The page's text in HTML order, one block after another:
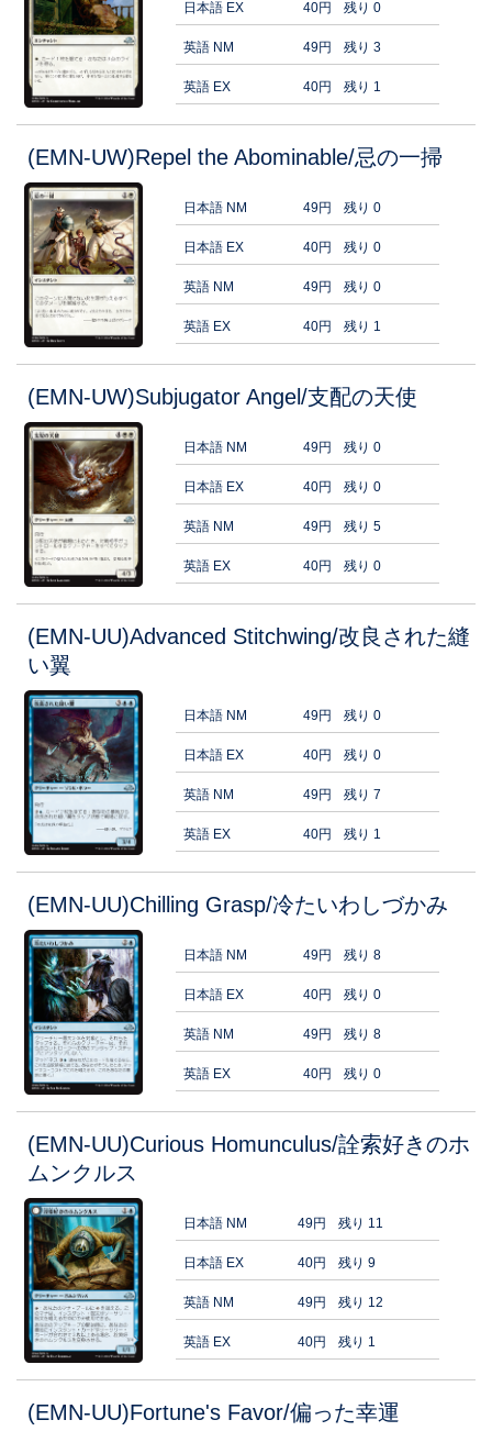
日本語 EX 40円 残り 0
英語 NM 49円 残り 3
英語 EX 40円 残り 1
(EMN-UW)Repel the Abominable/忌の一掃
日本語 NM 49円 残り 0
日本語 EX 40円 残り 0
英語 NM 49円 残り 0
英語 EX 40円 残り 1
(EMN-UW)Subjugator Angel/支配の天使
日本語 NM 49円 残り 0
日本語 EX 40円 残り 0
英語 NM 49円 残り 5
英語 EX 40円 残り 0
(EMN-UU)Advanced Stitchwing/改良された縫
い翼
日本語 NM 49円 残り 0
日本語 EX 40円 残り 0
英語 NM 49円 残り 7
英語 EX 40円 残り 1
(EMN-UU)Chilling Grasp/冷たいわしづかみ
日本語 NM 49円 残り 8
日本語 EX 40円 残り 0
英語 NM 49円 残り 8
英語 EX 40円 残り 0
(EMN-UU)Curious Homunculus/詮索好きのホ
ムンクルス
日本語 NM 49円 残り 11
日本語 EX 40円 残り 9
英語 NM 49円 残り 12
英語 EX 40円 残り 1
(EMN-UU)Fortune's Favor/偏った幸運